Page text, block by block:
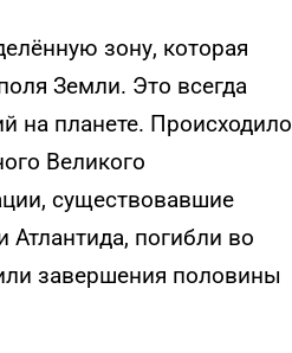
зону, которая
Земли. Это всегда
на планете. Происходило
Великого
существовавшие
Атлантида, погибли во
завершения половины